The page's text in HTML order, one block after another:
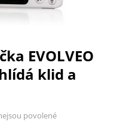
EVOLVEO
klid a
povolené